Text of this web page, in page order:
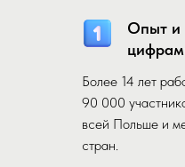
Опыт и
Более 14 лет
90 000
всей Польше и
стран.